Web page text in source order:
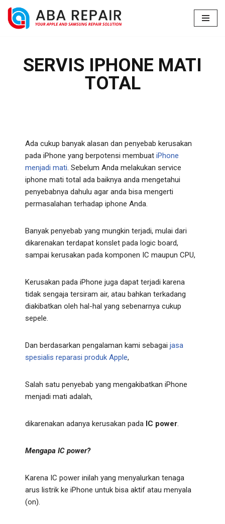
Lompat
SERVIS IPHONE MATI
TOTAL
Ada cukup banyak alasan dan penyebab kerusakan
pada iPhone yang berpotensi membuat iPhone
menjadi mati. Sebelum Anda melakukan service
iphone mati total ada baiknya anda mengetahui
penyebabnya dahulu agar anda bisa mengerti
permasalahan terhadap iphone Anda.
Banyak penyebab yang mungkin terjadi, mulai dari
dikarenakan terdapat konslet pada logic board,
sampai kerusakan pada komponen IC maupun CPU,
Kerusakan pada iPhone juga dapat terjadi karena
tidak sengaja tersiram air, atau bahkan terkadang
diakibatkan oleh hal-hal yang sebenarnya cukup
sepele.
Dan berdasarkan pengalaman kami sebagai jasa
spesialis reparasi produk Apple,
Salah satu penyebab yang mengakibatkan iPhone
menjadi mati adalah,
dikarenakan adanya kerusakan pada IC power.
Mengapa IC power?
Karena IC power inilah yang menyalurkan tenaga
arus listrik ke iPhone untuk bisa aktif atau menyala
(on).